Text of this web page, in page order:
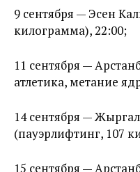
9 сентября — Эсен
килограмма), 22:00;
11 сентября —
атлетика, метание
14 сентября —
(пауэрлифтинг, 107
15 сентября —